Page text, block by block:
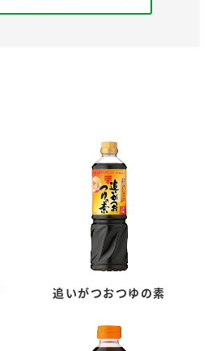
追いがつおつゆの素